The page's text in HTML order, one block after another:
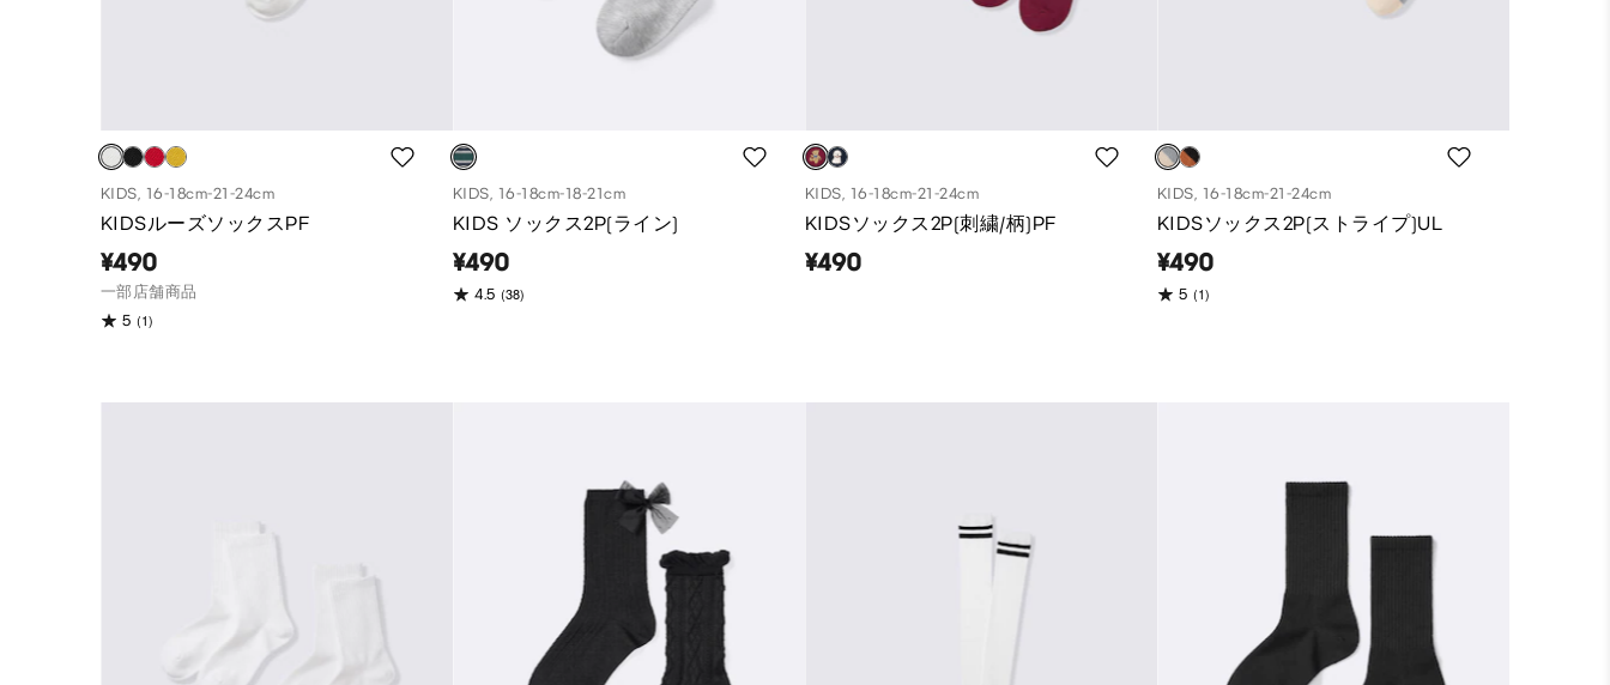
KIDS, 16-18cm-21-24cm
KIDSルーズソックスPF
¥490
一部店舗商品
5 (1)
KIDS, 16-18cm-18-21cm
KIDS ソックス2P(ライン)
¥490
4.5 (38)
KIDS, 16-18cm-21-24cm
KIDSソックス2P(刺繍/柄)PF
¥490
KIDS, 16-18cm-21-24cm
KIDSソックス2P(ストライプ)UL
¥490
5 (1)